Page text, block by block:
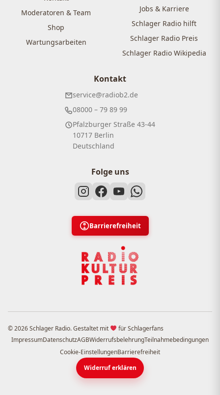
Moderatoren & Team
Shop
Wartungsarbeiten
Jobs & Karriere
Schlager Radio hilft
Schlager Radio Preis
Schlager Radio Wikipedia
Kontakt
service@radiob2.de
08000 – 79 89 99
Pfalzburger Straße 43-44
10717 Berlin
Deutschland
Folge uns
Barrierefreiheit
© 2026 Schlager Radio. Gestaltet mit
für Schlagerfans
ImpressumDatenschutzAGBWiderrufsbelehrungTeilnahmebedingungen
Cookie-EinstellungenBarrierefreiheit
Widerruf erklären